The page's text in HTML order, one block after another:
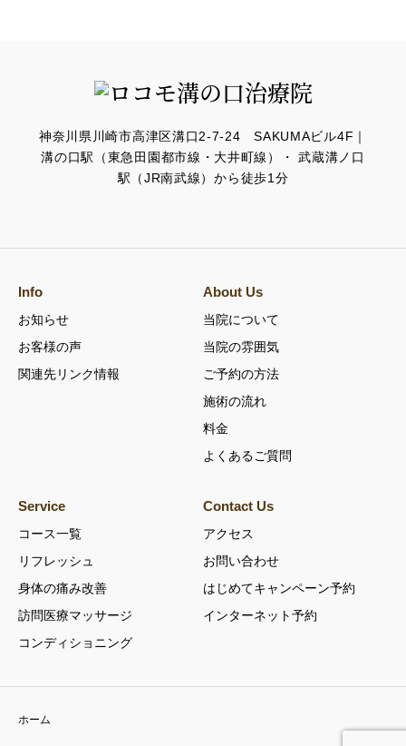
神奈川県川崎市高津区溝口2-7-24 SAKUMAビル4F｜
溝の口駅（東急田園都市線・大井町線）・ 武蔵溝ノ口
駅（JR南武線）から徒歩1分
Info
お知らせ
お客様の声
関連先リンク情報
About Us
当院について
当院の雰囲気
ご予約の方法
施術の流れ
料金
よくあるご質問
Service
コース一覧
リフレッシュ
身体の痛み改善
訪問医療マッサージ
コンディショニング
Contact Us
アクセス
お問い合わせ
はじめてキャンペーン予約
インターネット予約
ホーム